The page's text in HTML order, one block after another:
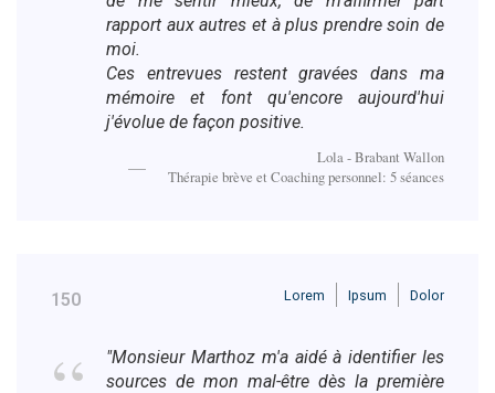
rapport aux autres et à plus prendre soin de
moi.
Ces entrevues restent gravées dans ma
mémoire et font qu'encore aujourd'hui
j'évolue de façon positive.
Lola - Brabant Wallon
Thérapie brève et Coaching personnel: 5 séances
150 Lorem Ipsum Dolor
"Monsieur Marthoz m'a aidé à identifier les
sources de mon mal-être dès la première